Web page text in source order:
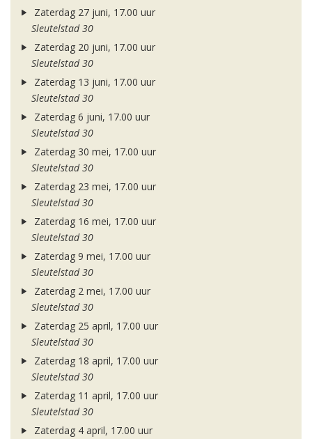
Zaterdag 27 juni, 17.00 uur
Sleutelstad 30
Zaterdag 20 juni, 17.00 uur
Sleutelstad 30
Zaterdag 13 juni, 17.00 uur
Sleutelstad 30
Zaterdag 6 juni, 17.00 uur
Sleutelstad 30
Zaterdag 30 mei, 17.00 uur
Sleutelstad 30
Zaterdag 23 mei, 17.00 uur
Sleutelstad 30
Zaterdag 16 mei, 17.00 uur
Sleutelstad 30
Zaterdag 9 mei, 17.00 uur
Sleutelstad 30
Zaterdag 2 mei, 17.00 uur
Sleutelstad 30
Zaterdag 25 april, 17.00 uur
Sleutelstad 30
Zaterdag 18 april, 17.00 uur
Sleutelstad 30
Zaterdag 11 april, 17.00 uur
Sleutelstad 30
Zaterdag 4 april, 17.00 uur